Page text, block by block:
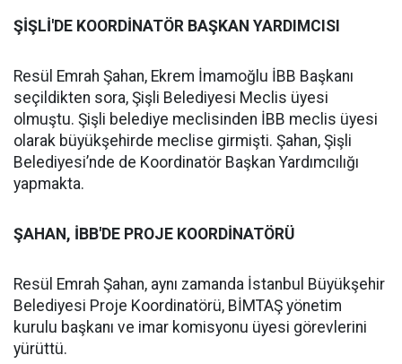
ŞİŞLİ'DE KOORDİNATÖR BAŞKAN YARDIMCISI
Resül Emrah Şahan, Ekrem İmamoğlu İBB Başkanı
seçildikten sora, Şişli Belediyesi Meclis üyesi
olmuştu. Şişli belediye meclisinden İBB meclis üyesi
olarak büyükşehirde meclise girmişti. Şahan, Şişli
Belediyesi’nde de Koordinatör Başkan Yardımcılığı
yapmakta.
ŞAHAN, İBB'DE PROJE KOORDİNATÖRÜ
Resül Emrah Şahan, aynı zamanda İstanbul Büyükşehir
Belediyesi Proje Koordinatörü, BİMTAŞ yönetim
kurulu başkanı ve imar komisyonu üyesi görevlerini
yürüttü.